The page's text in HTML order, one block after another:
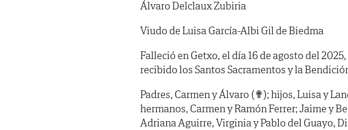
Álvaro Delclaux Zubiria
Viudo de Luisa García-Albi Gil de Biedma
Falleció en Getxo, el día 16 de agosto del
recibido los Santos Sacramentos y la
Padres, Carmen y Álvaro (✟); hijos, Luisa y
hermanos, Carmen y Ramón Ferrer; Jaime y
Adriana Aguirre, Virginia y Pablo del Guayo,